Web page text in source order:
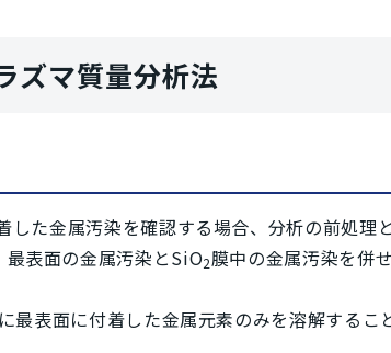
ズマ質量分析法
した金属汚染を確認する場合、分析の前処理
表面の金属汚染とSiO2膜中の金属汚染を併
最表面に付着した金属元素のみを溶解するこ